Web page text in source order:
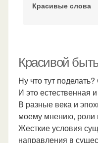
Красивые слова
Красивой
Ну что тут
И это естественная
В разные века и
моему мнению, роли
Жесткие условия
направления в